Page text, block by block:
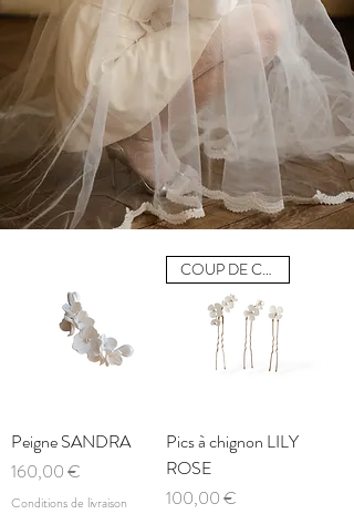
Peigne SANDRA
Prix
160,00 €
Conditions de livraison
COUP DE CŒUR
Pics à chignon LILY
ROSE
Prix
100,00 €